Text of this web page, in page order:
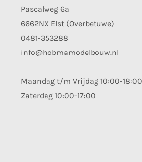
Pascalweg 6a
6662NX Elst (Overbetuwe)
0481-353288
info@hobmamodelbouw.nl
Maandag t/m Vrijdag 10:00-18:00
Zaterdag 10:00-17:00